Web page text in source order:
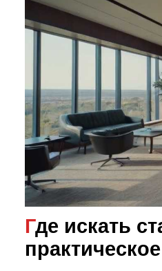
Где искать стажировки и